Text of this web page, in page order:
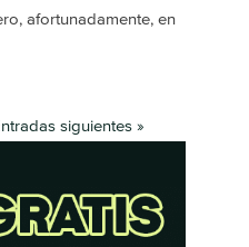
afortunadamente, en
siguientes »